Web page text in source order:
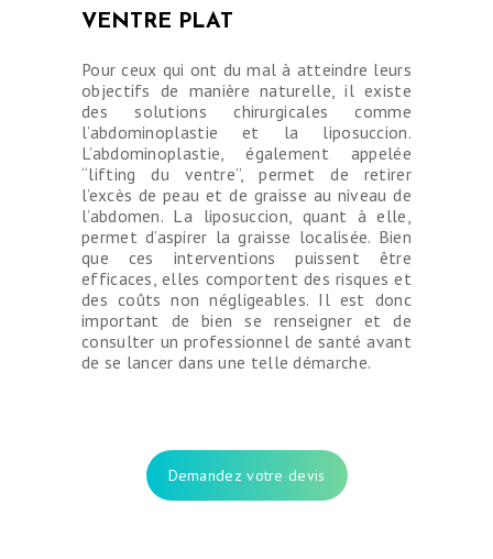
OPÉRATIONS
INTERVENTIONS
VENTRE PLAT
Pour ceux qui ont du mal à atteindre leurs
objectifs de manière naturelle, il existe
des solutions chirurgicales comme
l’abdominoplastie et la liposuccion.
L’abdominoplastie, également appelée
“lifting du ventre”, permet de retirer
l’excès de peau et de graisse au niveau de
l’abdomen. La liposuccion, quant à elle,
permet d’aspirer la graisse localisée. Bien
que ces interventions puissent être
efficaces, elles comportent des risques et
des coûts non négligeables. Il est donc
important de bien se renseigner et de
consulter un professionnel de santé avant
de se lancer dans une telle démarche.
Demandez votre devis